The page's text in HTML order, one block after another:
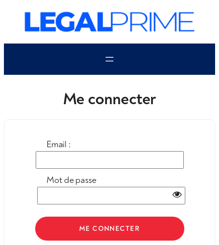
contenu
Me connecter
Email :
Mot de passe